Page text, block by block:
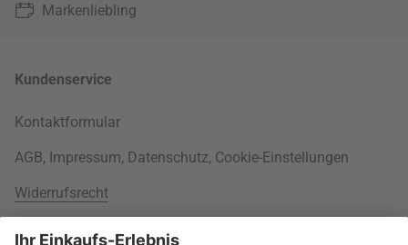
Markenliebling
Kundenservice
Kontaktformular
AGB, Impressum, Datenschutz, Cookie-Einstellungen
Widerrufsrecht
Rund um Ihre Bestellung